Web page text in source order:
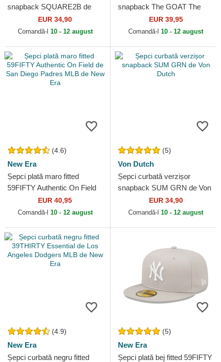
snapback SQUARE2B de
Von DutchEUR 34,90
Comandă-l 10 - 12 august
snapback The GOAT The
Farm Goorin Bros.
EUR 39,95
Comandă-l 10 - 12 august
(4.6)
New Era
Șepci plată maro fitted
59FIFTY Authentic On Field
de San Diego Padres MLB
de New Era
EUR 40,95
Comandă-l 10 - 12 august
(5)
Von Dutch
Șepci curbată verzișor
snapback SUM GRN de Von
EUR 34,90
Comandă-l 10 - 12 august
(4.9)
New Era
Șepci curbată negru fitted
(5)
New Era
Șepci plată bej fitted 59FIFTY